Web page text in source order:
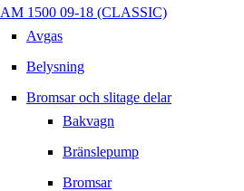
1500 09-18 (CLASSIC)
Avgas
Belysning
Bromsar och slitage delar
Bakvagn
Bränslepump
Bromsar